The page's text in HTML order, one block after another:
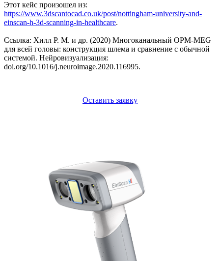
Этот кейс произошел из:
https://www.3dscantocad.co.uk/post/nottingham-university-and-
einscan-h-3d-scanning-in-healthcare.
Ссылка: Хилл Р. М. и др. (2020) Многоканальный OPM-MEG
для всей головы: конструкция шлема и сравнение с обычной
системой. Нейровизуализация:
doi.org/10.1016/j.neuroimage.2020.116995.
Оставить заявку